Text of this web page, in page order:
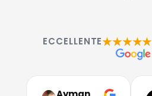
ECCELLENTE★★★★★